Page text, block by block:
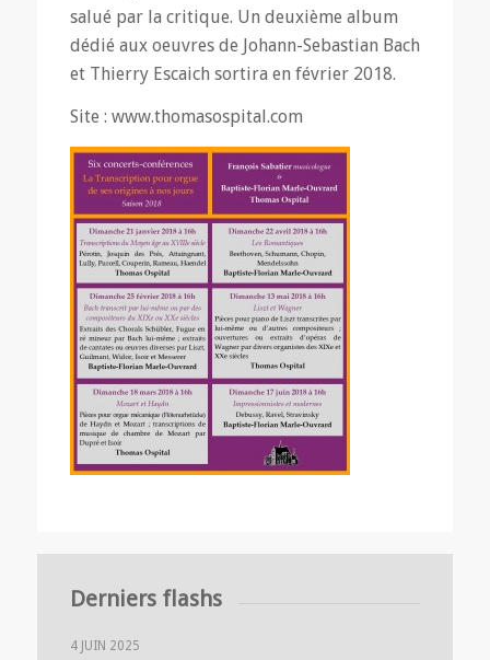
salué par la critique. Un deuxième album
dédié aux oeuvres de Johann-Sebastian Bach
et Thierry Escaich sortira en février 2018.
Site : www.thomasospital.com
Derniers flashs
4 JUIN 2025